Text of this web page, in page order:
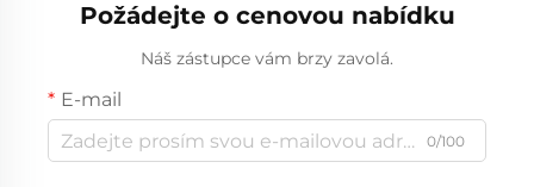
Požádejte o cenovou nabídku
Náš zástupce vám brzy zavolá.
E-mail
0/100